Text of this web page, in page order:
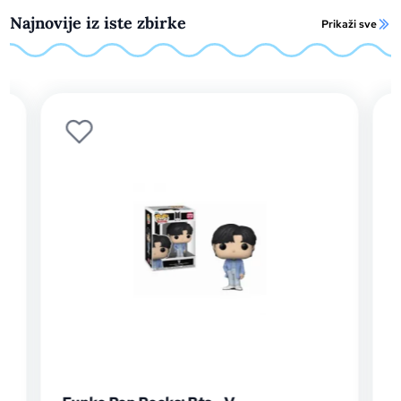
Najnovije iz iste zbirke Prikaži sve